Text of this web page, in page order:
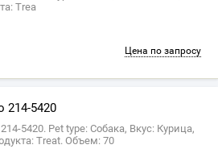
Trea
Цена по запросу
214-5420
5420. Pet type: Собака, Вкус: Курица,
Treat. Объем: 70